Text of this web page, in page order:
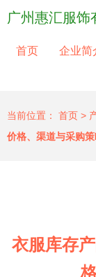
广州惠汇服饰
首页 企业简
当前位置： 首页 >
价格、渠道与采购
衣服库存